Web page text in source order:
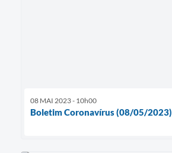
08 MAI 2023 - 10h00
Boletim Coronavírus (08/05/2023)